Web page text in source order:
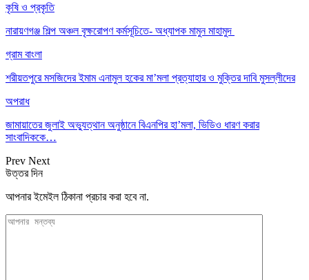
কৃষি ও প্রকৃতি
নারায়ণগঞ্জ শিল্প অঞ্চল বৃক্ষরোপণ কর্মসূচিতে- অধ্যাপক মামুন মাহামুদ
গ্রাম বাংলা
শরীয়তপুরে মসজিদের ইমাম এনামুল হকের মা’মলা প্রত্যাহার ও মুক্তির দাবি মুসল্লীদের
অপরাধ
জামায়াতের জুলাই অভ্যুত্থান অনুষ্ঠানে বিএনপির হা’মলা, ভিডিও ধারণ করার
সাংবাদিককে…
Prev Next
উত্তর দিন
আপনার ইমেইল ঠিকানা প্রচার করা হবে না.